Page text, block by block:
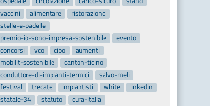
vaccini
alimentare
ristorazione
stelle-e-padelle
premio-io-sono-impresa-sostenibile
evento
concorsi
vco cibo
aumenti
mobilit-sostenibile
canton-ticino
conduttore-di-impianti-termici
salvo-meli
festival
trecate impiantisti white
linkedin
statale-34
statuto
cura-italia